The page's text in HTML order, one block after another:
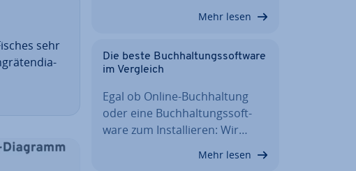
sehr
Mehr lesen
Die beste Buch­hal­tungs­soft­ware
im Vergleich
Egal ob Online-Buch­hal­tung
oder eine Buch­hal­tungs­soft­
ware zum In­stal­lie­ren: Wir…
Mehr lesen